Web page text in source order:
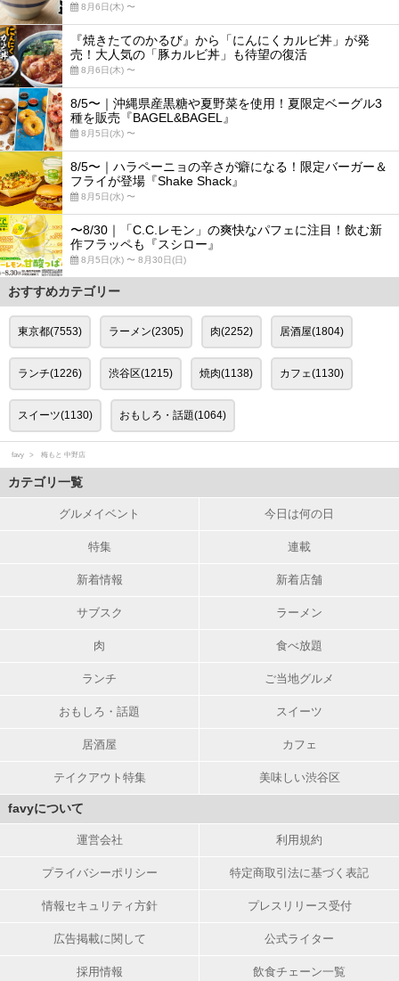
8月6日(木) 〜
『焼きたてのかるび』から「にんにくカルビ丼」が発
売！大人気の「豚カルビ丼」も待望の復活
8月6日(木) 〜
8/5〜｜沖縄県産黒糖や夏野菜を使用！夏限定ベーグル3
種を販売『BAGEL&BAGEL』
8月5日(水) 〜
8/5〜｜ハラペーニョの辛さが癖になる！限定バーガー＆
フライが登場『Shake Shack』
8月5日(水) 〜
〜8/30｜「C.C.レモン」の爽快なパフェに注目！飲む新
作フラッペも『スシロー』
8月5日(水) 〜 8月30日(日)
おすすめカテゴリー
東京都(7553) ラーメン(2305) 肉(2252) 居酒屋(1804)
ランチ(1226) 渋谷区(1215) 焼肉(1138) カフェ(1130)
スイーツ(1130) おもしろ・話題(1064)
favy 梅もと 中野店
カテゴリ一覧
グルメイベント 今日は何の日
特集 連載
新着情報 新着店舗
サブスク ラーメン
肉 食べ放題
ランチ ご当地グルメ
おもしろ・話題 スイーツ
居酒屋 カフェ
テイクアウト特集 美味しい渋谷区
favyについて
運営会社 利用規約
プライバシーポリシー 特定商取引法に基づく表記
情報セキュリティ方針 プレスリリース受付
広告掲載に関して 公式ライター
採用情報 飲食チェーン一覧